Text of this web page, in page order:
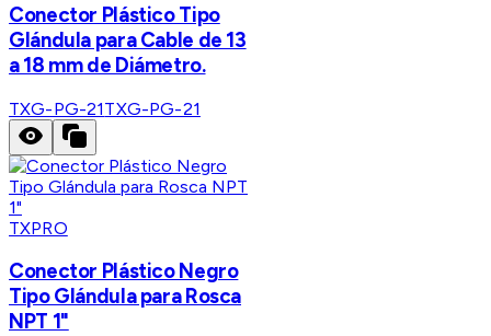
Conector Plástico Tipo
Glándula para Cable de 13
a 18 mm de Diámetro.
TXG-PG-21TXG-PG-21
TXPRO
Conector Plástico Negro
Tipo Glándula para Rosca
NPT 1"